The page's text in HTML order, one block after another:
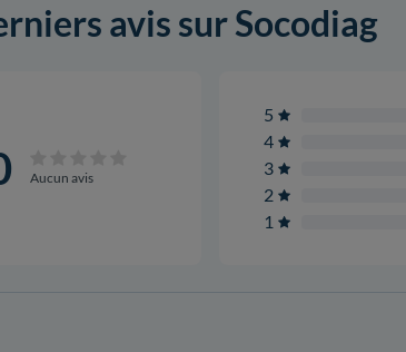
avis sur Socodiag
Aucun avis
5
4
3
2
1